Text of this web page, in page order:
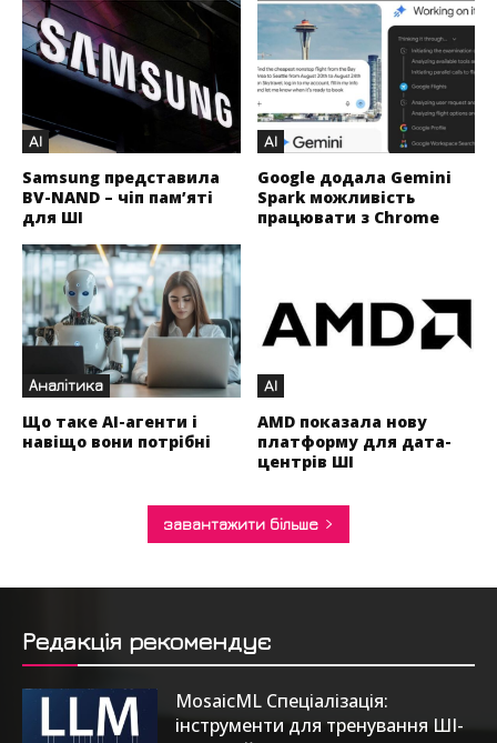
AI
Samsung представила
BV-NAND – чіп пам’яті
для ШІ
AI
Google додала Gemini
Spark можливість
працювати з Chrome
Аналітика
Що таке AI-агенти і
навіщо вони потрібні
AI
AMD показала нову
платформу для дата-
центрів ШІ
завантажити більше
Редакція рекомендує
MosaicML Спеціалізація:
інструменти для тренування ШІ-